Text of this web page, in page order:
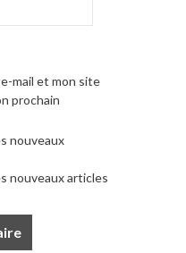
mail et mon site
prochain
nouveaux
nouveaux articles